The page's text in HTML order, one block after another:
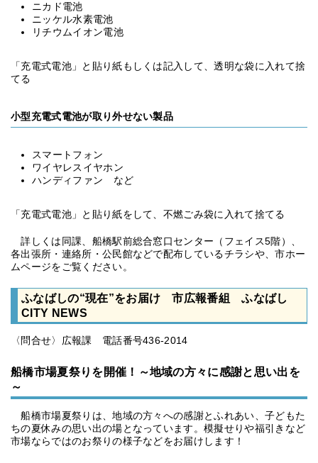
ニカド電池
ニッケル水素電池
リチウムイオン電池
「充電式電池」と貼り紙もしくは記入して、透明な袋に入れて捨
てる
小型充電式電池が取り外せない製品
スマートフォン
ワイヤレスイヤホン
ハンディファン など
「充電式電池」と貼り紙をして、不燃ごみ袋に入れて捨てる
詳しくは同課、船橋駅前総合窓口センター（フェイス5階）、
各出張所・連絡所・公民館などで配布しているチラシや、市ホー
ムページをご覧ください。
ふなばしの“現在”をお届け 市広報番組 ふなばし
CITY NEWS
〈問合せ〉広報課 電話番号436-2014
船橋市場夏祭りを開催！～地域の方々に感謝と思い出を
～
船橋市場夏祭りは、地域の方々への感謝とふれあい、子どもた
ちの夏休みの思い出の場となっています。模擬せりや福引きなど
市場ならではのお祭りの様子などをお届けします！